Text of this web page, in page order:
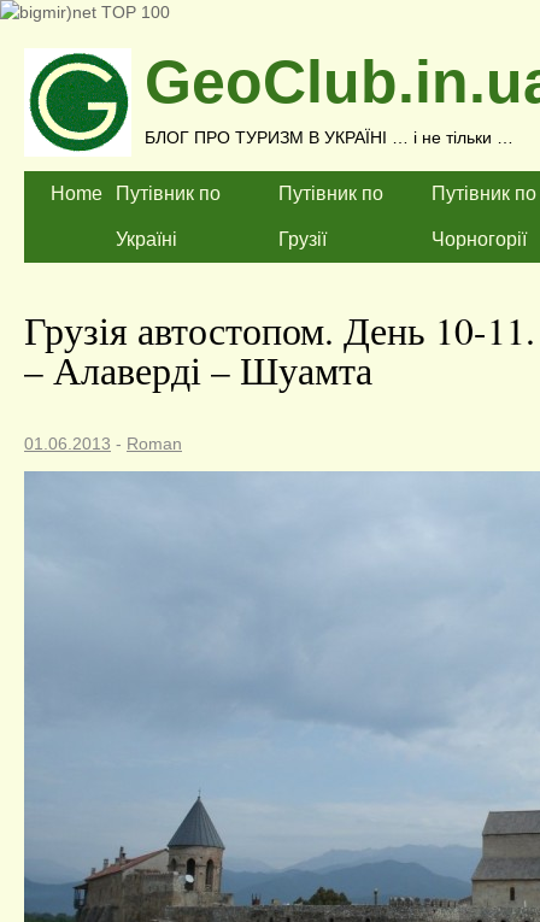
БЛОГ ПРО ТУРИЗМ В УКРАЇНІ … і не тільки …
Home Путівник по
Україні
Путівник по
Грузії
Путівник по
Чорногорії
Грузія автостопом. День 10-
– Алаверді – Шуамта
01.06.2013 - Roman